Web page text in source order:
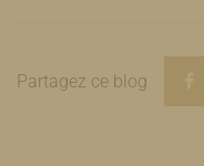
Partagez ce blog